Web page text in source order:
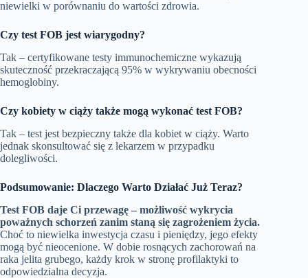
niewielki w porównaniu do wartości zdrowia.
Czy test FOB jest wiarygodny?
Tak – certyfikowane testy immunochemiczne wykazują
skuteczność przekraczającą 95% w wykrywaniu obecności
hemoglobiny.
Czy kobiety w ciąży także mogą wykonać test FOB?
Tak – test jest bezpieczny także dla kobiet w ciąży. Warto
jednak skonsultować się z lekarzem w przypadku
dolegliwości.
Podsumowanie: Dlaczego Warto Działać Już Teraz?
Test FOB daje Ci przewagę – możliwość wykrycia
poważnych schorzeń zanim staną się zagrożeniem życia.
Choć to niewielka inwestycja czasu i pieniędzy, jego efekty
mogą być nieocenione. W dobie rosnących zachorowań na
raka jelita grubego, każdy krok w stronę profilaktyki to
odpowiedzialna decyzja.